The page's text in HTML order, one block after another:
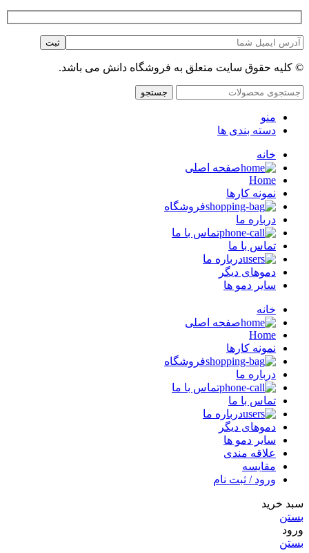
© کلیه حقوق سایت متعلق به فروشگاه دانش می باشد.
جستجو
منو
دسته بندی ها
خانه
صفحه اصلی
Home
نمونه کارها
فروشگاه
درباره ما
تماس با ما
تماس با ما
درباره ما
دموهای دیگر
سایر دمو ها
خانه
صفحه اصلی
Home
نمونه کارها
فروشگاه
درباره ما
تماس با ما
تماس با ما
درباره ما
دموهای دیگر
سایر دمو ها
علاقه مندی
مقایسه
ورود / ثبت نام
سبد خرید
بستن
ورود
بستن